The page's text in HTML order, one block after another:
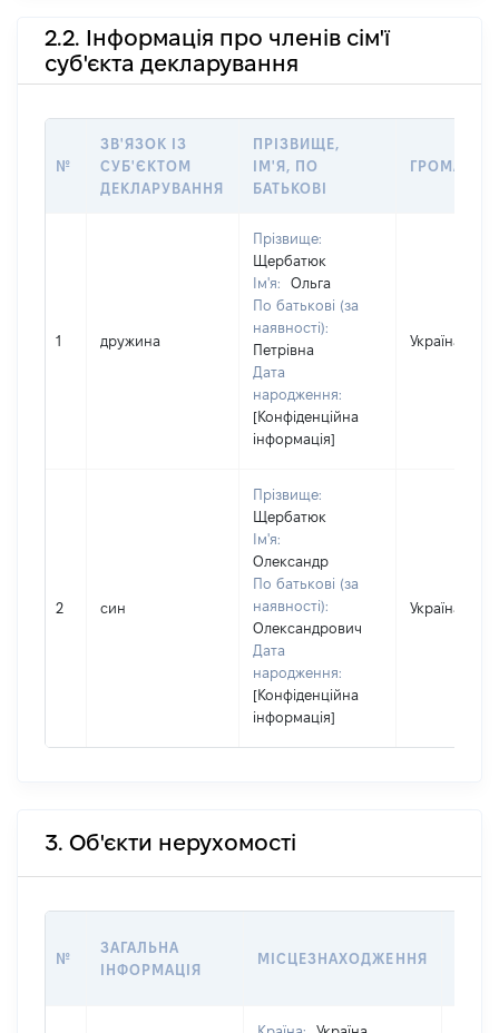
2.2. Інформація про членів сім'ї
суб'єкта декларування
№
ЗВ'ЯЗОК ІЗ
СУБ'ЄКТОМ
ДЕКЛАРУВАННЯ
ПРІЗВИЩЕ,
ІМ'Я, ПО
БАТЬКОВІ
1 дружина
Прізвище:
Щербатюк
Ім'я:
Ольга
По батькові (за
наявності):
Петрівна
Дата
народження:
[Конфіденційна
інформація]
Україна
2 син
Прізвище:
Щербатюк
Ім'я:
Олександр
По батькові (за
наявності):
Олександрович
Дата
народження:
[Конфіденційна
інформація]
Україна
3. Об'єкти нерухомості
№
ЗАГАЛЬНА
ІНФОРМАЦІЯ
МІСЦЕЗНАХОДЖЕННЯ